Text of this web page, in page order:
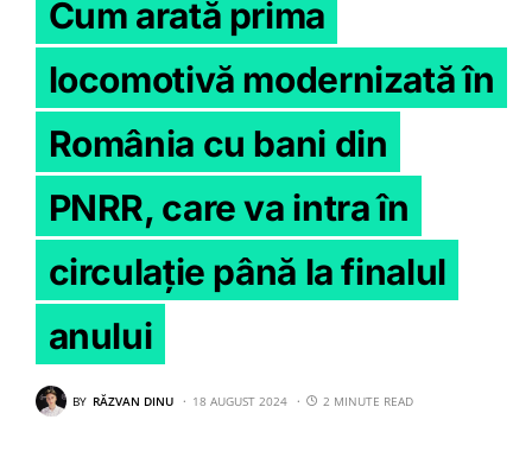
Cum arată prima
locomotivă modernizată în
România cu bani din
PNRR, care va intra în
circulație până la finalul
anului
BY RĂZVAN DINU 18 AUGUST 2024 2 MINUTE READ